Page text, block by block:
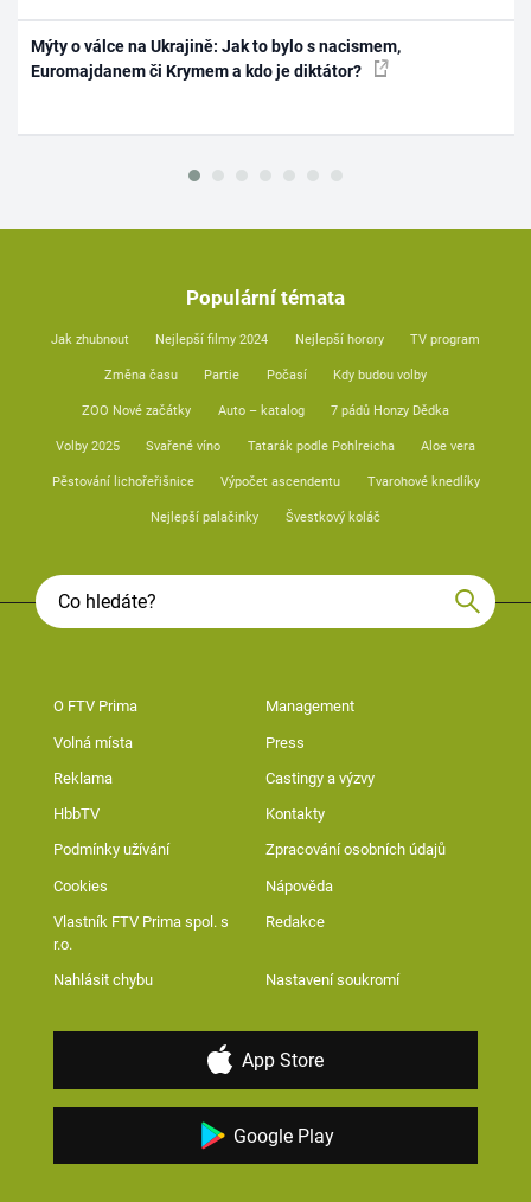
Mýty o válce na Ukrajině: Jak to bylo s nacismem,
Euromajdanem či Krymem a kdo je diktátor?
Populární témata
Jak zhubnout Nejlepší filmy 2024 Nejlepší horory TV program
Změna času Partie Počasí Kdy budou volby
ZOO Nové začátky Auto – katalog 7 pádů Honzy Dědka
Volby 2025 Svařené víno Tatarák podle Pohlreicha Aloe vera
Pěstování lichořeřišnice Výpočet ascendentu Tvarohové knedlíky
Nejlepší palačinky Švestkový koláč
O FTV Prima Management
Volná místa Press
Reklama Castingy a výzvy
HbbTV Kontakty
Podmínky užívání Zpracování osobních údajů
Cookies Nápověda
Vlastník FTV Prima spol. s
r.o.
Redakce
Nahlásit chybu Nastavení soukromí
App Store
Google Play